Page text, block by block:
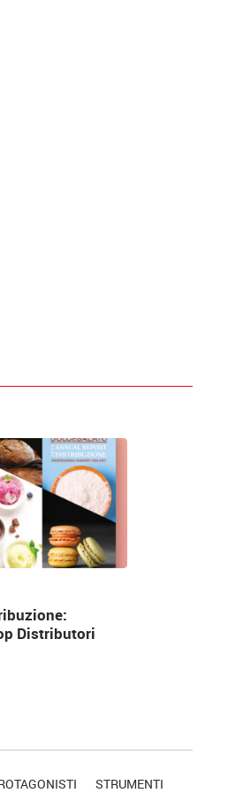
Distributori
STRUMENTI